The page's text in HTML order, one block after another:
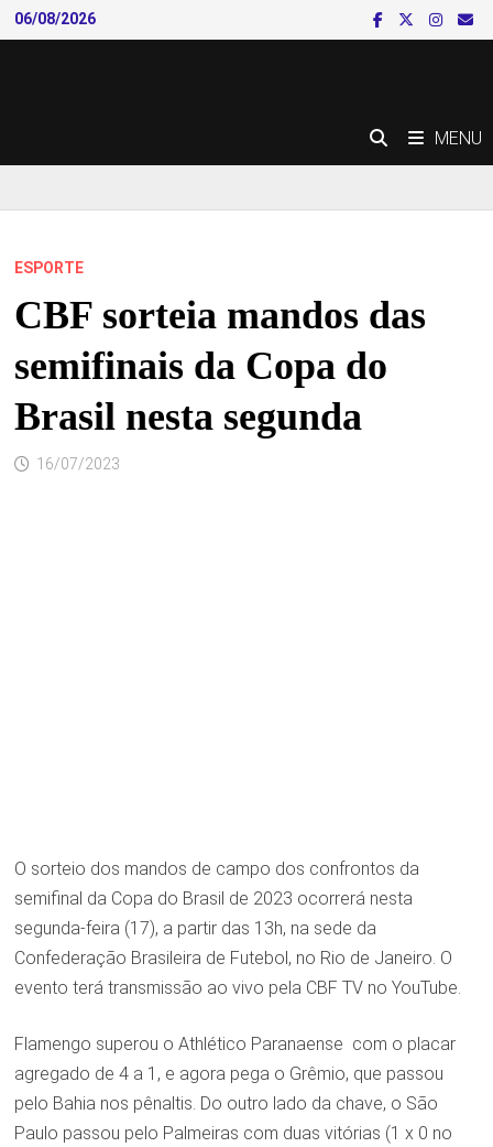
Skip
to
06/08/2026
MENU
ESPORTE
CBF sorteia mandos das
semifinais da Copa do
Brasil nesta segunda
16/07/2023
O sorteio dos mandos de campo dos confrontos da
semifinal da Copa do Brasil de 2023 ocorrerá nesta
segunda-feira (17), a partir das 13h, na sede da
Confederação Brasileira de Futebol, no Rio de Janeiro. O
evento terá transmissão ao vivo pela CBF TV no YouTube.
Flamengo superou o Athlético Paranaense com o placar
agregado de 4 a 1, e agora pega o Grêmio, que passou
pelo Bahia nos pênaltis. Do outro lado da chave, o São
Paulo passou pelo Palmeiras com duas vitórias (1 x 0 no